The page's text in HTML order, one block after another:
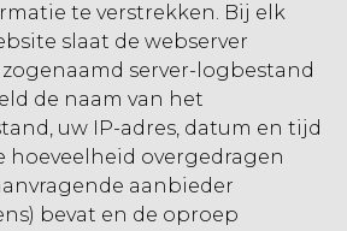
te verstrekken. Bij elk
slaat de webserver
server-logbestand
de naam van het
uw IP-adres, datum en tijd
hoeveelheid overgedragen
aanbieder
bevat en de oproep